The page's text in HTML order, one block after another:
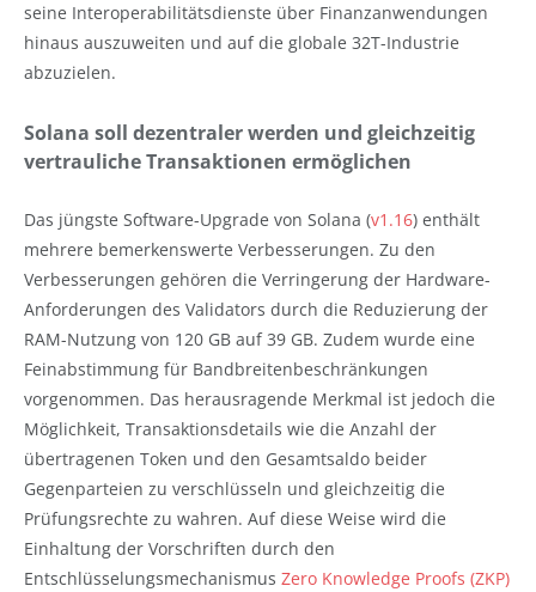
seine Interoperabilitätsdienste über Finanzanwendungen
hinaus auszuweiten und auf die globale 32T-Industrie
abzuzielen.
Solana soll dezentraler werden und gleichzeitig
vertrauliche Transaktionen ermöglichen
Das jüngste Software-Upgrade von Solana (v1.16) enthält
mehrere bemerkenswerte Verbesserungen. Zu den
Verbesserungen gehören die Verringerung der Hardware-
Anforderungen des Validators durch die Reduzierung der
RAM-Nutzung von 120 GB auf 39 GB. Zudem wurde eine
Feinabstimmung für Bandbreitenbeschränkungen
vorgenommen. Das herausragende Merkmal ist jedoch die
Möglichkeit, Transaktionsdetails wie die Anzahl der
übertragenen Token und den Gesamtsaldo beider
Gegenparteien zu verschlüsseln und gleichzeitig die
Prüfungsrechte zu wahren. Auf diese Weise wird die
Einhaltung der Vorschriften durch den
Entschlüsselungsmechanismus Zero Knowledge Proofs (ZKP)